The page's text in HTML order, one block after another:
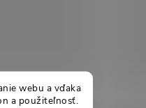
webu a vďaka
a použiteľnosť.